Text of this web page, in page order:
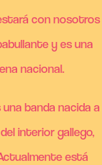
con nosotros
y es una
nacional.
una banda nacida a
interior gallego,
está